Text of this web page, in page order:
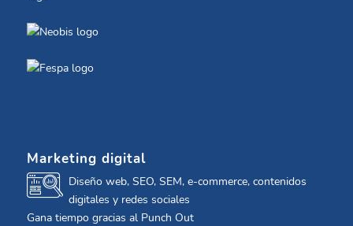
Marketing digital
Diseño web, SEO, SEM, e-commerce, contenidos
digitales y redes sociales
Gana tiempo gracias al Punch Out